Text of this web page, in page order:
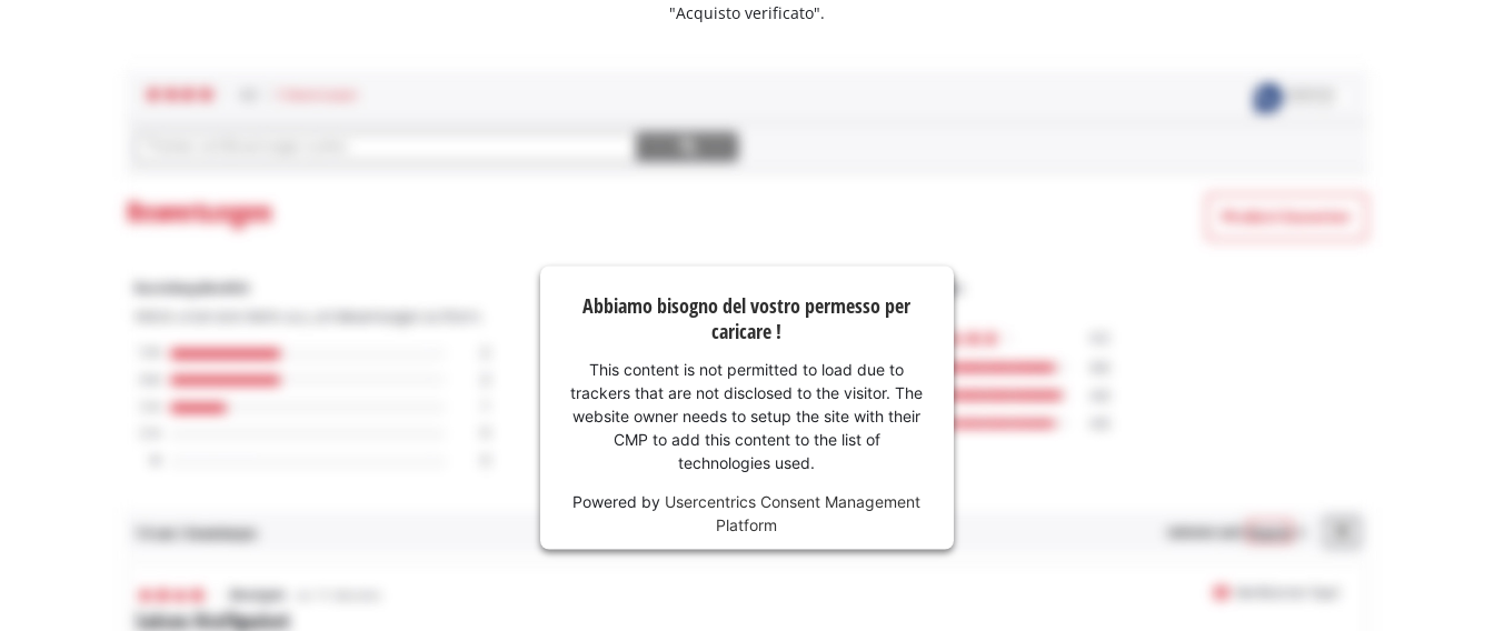
"Acquisto verificato".
Abbiamo bisogno del vostro permesso per
caricare !
This content is not permitted to load due to
trackers that are not disclosed to the visitor. The
website owner needs to setup the site with their
CMP to add this content to the list of
technologies used.
Powered by Usercentrics Consent Management
Platform